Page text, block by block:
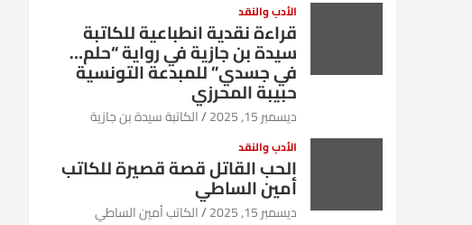
الأدب والنقد
قراءة نقدية انطباعية للكاتبة
سيدة بن جازية في رواية “حلم…
في جسدي” للمبدعة التونسية
حبيبة المحرزي
ديسمبر 15, 2025 الكاتبة سيدة بن جازية
الأدب والنقد
الحب القاتل قصة قصيرة للكاتب
أمين الساطي
ديسمبر 15, 2025 الكاتب أمين الساطي